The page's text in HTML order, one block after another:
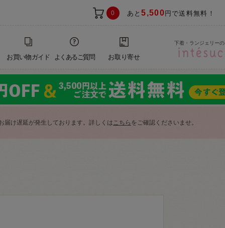
0 あと5,500 円で送料無料！
お買い物ガイド よくあるご質問 お取り寄せ
下着・ランジェリー
届け遅延が発生しております。詳しくはこちら をご確認くださいませ。